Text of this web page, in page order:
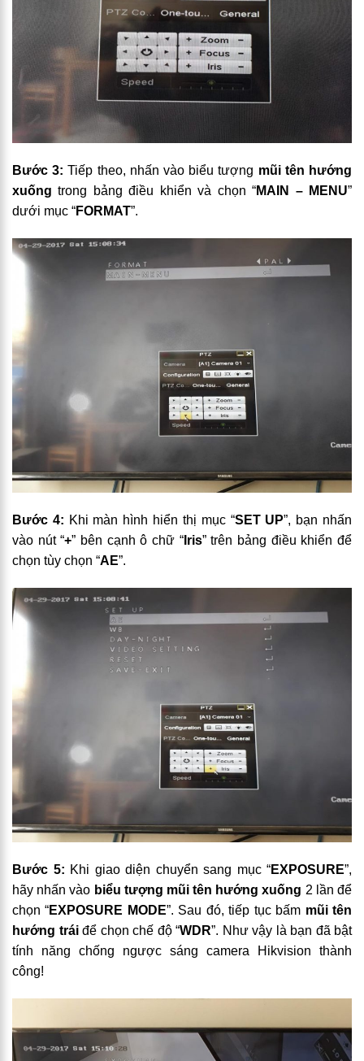
Bước 3: Tiếp theo, nhấn vào biểu tượng mũi tên hướng
xuống trong bảng điều khiển và chọn “MAIN – MENU”
dưới mục “FORMAT”.
Bước 4: Khi màn hình hiển thị mục “SET UP”, bạn nhấn
vào nút “+” bên cạnh ô chữ “Iris” trên bảng điều khiển để
chọn tùy chọn “AE”.
Bước 5: Khi giao diện chuyển sang mục “EXPOSURE”,
hãy nhấn vào biểu tượng mũi tên hướng xuống 2 lần để
chọn “EXPOSURE MODE”. Sau đó, tiếp tục bấm mũi tên
hướng tráiđể chọn chế độ “WDR”. Như vậy là bạn đã bật
tính năng chống ngược sáng camera Hikvision thành
công!